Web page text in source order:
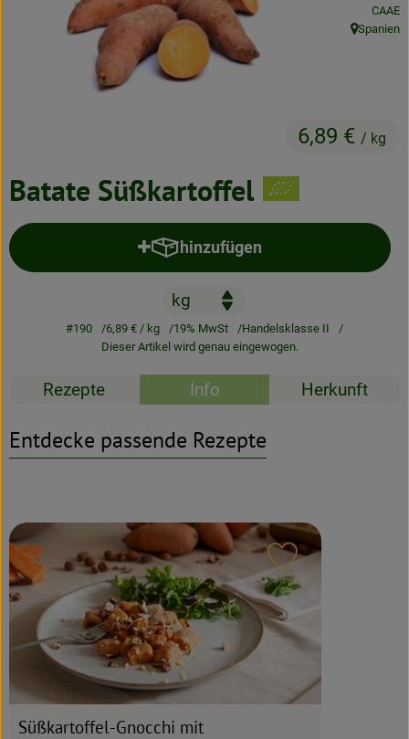
Neues & Angebote
Obst & Gemüse
Über uns
Bio-Kochboxen
Rezeptarchiv
Batate Süßkartoffel
6,89 € / kg
,CAAE
, Herkunft:
Spanien
hinzufügen
Produkt zum Warenkorb
#190 6,89 € / kg 19% MwSt
Handelsklasse II
Dieser Artikel wird genau eingewogen.
Rezepte Info Herkunft
Entdecke passende Rezepte
Süßkartoffel-Gnocchi mit
Rezept zu